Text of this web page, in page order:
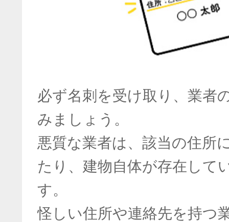
必ず名刺を受け取り、業者
みましょう。
悪質な業者は、該当の住所
たり、建物自体が存在して
す。
怪しい住所や連絡先を持つ